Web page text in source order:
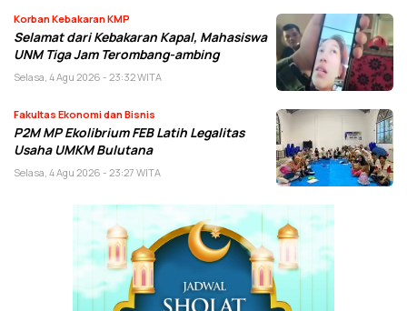
Korban Kebakaran KMP
Selamat dari Kebakaran Kapal, Mahasiswa
UNM Tiga Jam Terombang-ambing
Selasa, 4 Agu 2026 - 23:32 WITA
Fakultas Ekonomi dan Bisnis
P2M MP Ekolibrium FEB Latih Legalitas
Usaha UMKM Bulutana
Selasa, 4 Agu 2026 - 23:27 WITA